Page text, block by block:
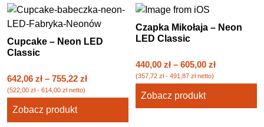
Cupcake – Neon LED
Classic
642,06 zł – 755,22 zł
(522,00 zł- 614,00 złnetto)
Zobacz produkt
Czapka Mikołaja – Neon
LED Classic
440,00 zł – 605,00 zł
(357,72 zł- 491,87 złnetto)
Zobacz produkt